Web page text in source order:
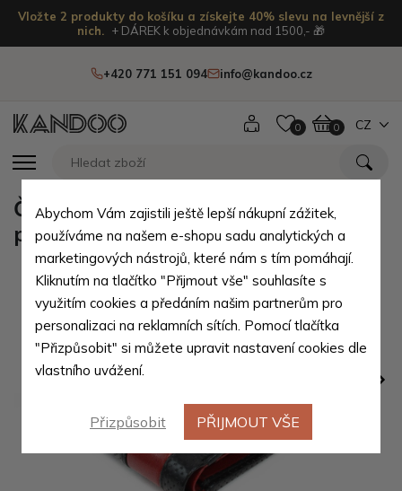
Vložte 2 produkty do košíku a získejte 40% slevu na levnější z
nich.
+ DÁREK k objednávkám nad 1500,- 🎁
+420 771 151 094 info@kandoo.cz
0 0 CZ
Červenočerná pánská kožená
peněženka Svante
Abychom Vám zajistili ještě lepší nákupní zážitek,
používáme na našem e-shopu sadu analytických a
marketingových nástrojů, které nám s tím pomáhají.
Kliknutím na tlačítko "Přijmout vše" souhlasíte s
využitím cookies a předáním našim partnerům pro
personalizaci na reklamních sítích. Pomocí tlačítka
"Přizpůsobit" si můžete upravit nastavení cookies dle
vlastního uvážení.
Přizpůsobit PŘIJMOUT VŠE